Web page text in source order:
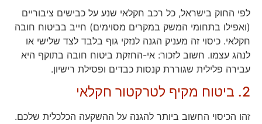
לפי החוק בישראל, כל רכב חקלאי שנע על כבישים ציבוריים
(ואפילו בתחומי המשק במקרים מסוימים) חייב בביטוח חובה
חקלאי. כיסוי זה מעניק הגנה לנזקי גוף בלבד לצד שלישי או
לנהג עצמו. חשוב לזכור: אי-החזקת ביטוח חובה בתוקף היא
עבירה פלילית שגוררת קנסות כבדים ופסילת רישיון.
2. ביטוח מקיף לטרקטור חקלאי
זהו הכיסוי החשוב ביותר להגנה על ההשקעה הכלכלית שלכם.